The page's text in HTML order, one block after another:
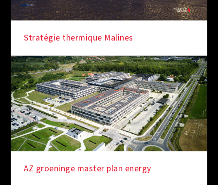
Stratégie thermique Malines
AZ groeninge master plan energy